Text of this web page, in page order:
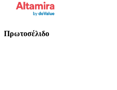
Πρωτοσέλιδο